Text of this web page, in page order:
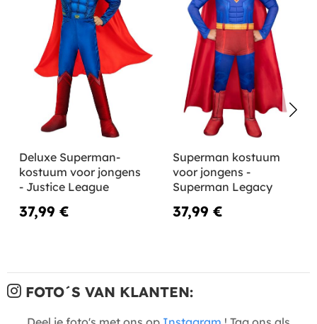
Deluxe Superman-
kostuum voor jongens
- Justice League
37,99 €
Superman kostuum
voor jongens -
Superman Legacy
37,99 €
FOTO´S VAN KLANTEN: